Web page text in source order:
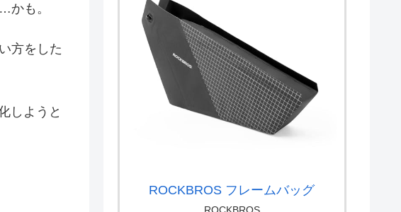
かも。
方をした
しようと
ROCKBROS フレームバッグ